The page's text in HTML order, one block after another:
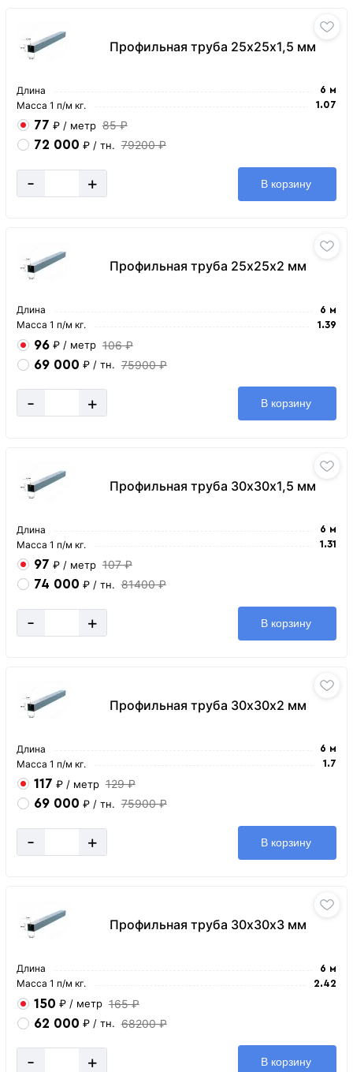
Профильная труба 25х25х1,5 мм
Длина 6 м
Масса 1 п/м кг. 1.07
77 ₽ / метр 85 ₽
72 000 ₽ / тн. 79200 ₽
- + В корзину
Профильная труба 25х25х2 мм
Длина 6 м
Масса 1 п/м кг. 1.39
96 ₽ / метр 106 ₽
69 000 ₽ / тн. 75900 ₽
- + В корзину
Профильная труба 30х30х1,5 мм
Длина 6 м
Масса 1 п/м кг. 1.31
97 ₽ / метр 107 ₽
74 000 ₽ / тн. 81400 ₽
- + В корзину
Профильная труба 30х30х2 мм
Длина 6 м
Масса 1 п/м кг. 1.7
117 ₽ / метр 129 ₽
69 000 ₽ / тн. 75900 ₽
- + В корзину
Профильная труба 30х30х3 мм
Длина 6 м
Масса 1 п/м кг. 2.42
150 ₽ / метр 165 ₽
62 000 ₽ / тн. 68200 ₽
- + В корзину